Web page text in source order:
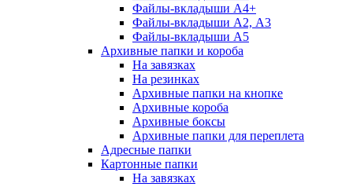
Файлы-вкладыши А4+
Файлы-вкладыши А2, А3
Файлы-вкладыши А5
Архивные папки и короба
На завязках
На резинках
Архивные папки на кнопке
Архивные короба
Архивные боксы
Архивные папки для переплета
Адресные папки
Картонные папки
На завязках